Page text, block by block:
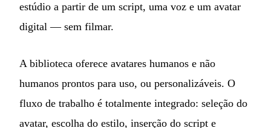
estúdio a partir de um script, uma voz e um avatar
digital — sem filmar.
A biblioteca oferece avatares humanos e não
humanos prontos para uso, ou personalizáveis. O
fluxo de trabalho é totalmente integrado: seleção do
avatar, escolha do estilo, inserção do script e